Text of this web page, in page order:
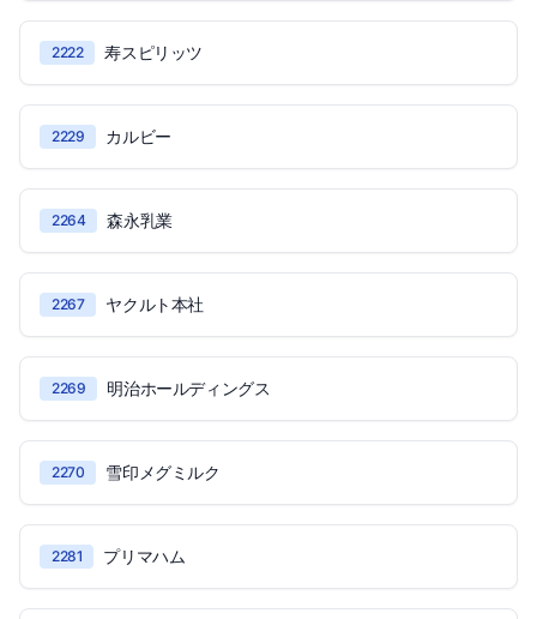
2222 寿スピリッツ
2229 カルビー
2264 森永乳業
2267 ヤクルト本社
2269 明治ホールディングス
2270 雪印メグミルク
2281 プリマハム